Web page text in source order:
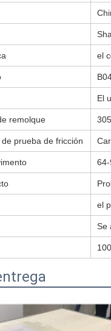
el
El
remolque
prueba de fricción
el
Se